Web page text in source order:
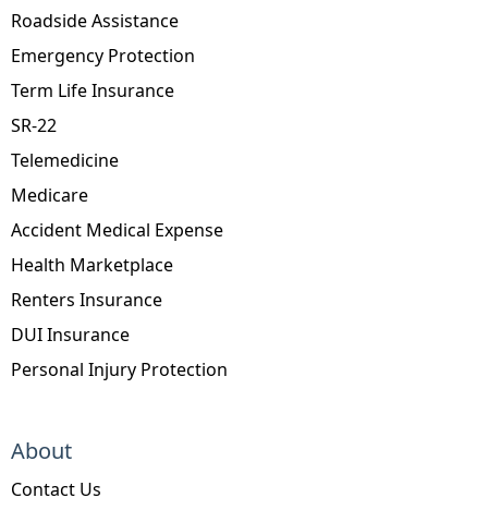
Roadside Assistance
Emergency Protection
Term Life Insurance
SR-22
Telemedicine
Medicare
Accident Medical Expense
Health Marketplace
Renters Insurance
DUI Insurance
Personal Injury Protection
About
Contact Us